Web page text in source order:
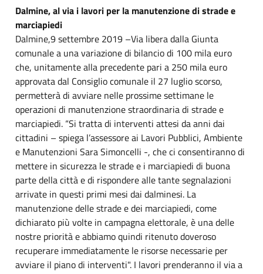
Dalmine, al via i lavori per la manutenzione di strade e
marciapiedi
Dalmine,9 settembre 2019 –Via libera dalla Giunta
comunale a una variazione di bilancio di 100 mila euro
che, unitamente alla precedente pari a 250 mila euro
approvata dal Consiglio comunale il 27 luglio scorso,
permetterà di avviare nelle prossime settimane le
operazioni di manutenzione straordinaria di strade e
marciapiedi. “Si tratta di interventi attesi da anni dai
cittadini – spiega l’assessore ai Lavori Pubblici, Ambiente
e Manutenzioni Sara Simoncelli -, che ci consentiranno di
mettere in sicurezza le strade e i marciapiedi di buona
parte della città e di rispondere alle tante segnalazioni
arrivate in questi primi mesi dai dalminesi. La
manutenzione delle strade e dei marciapiedi, come
dichiarato più volte in campagna elettorale, è una delle
nostre priorità e abbiamo quindi ritenuto doveroso
recuperare immediatamente le risorse necessarie per
avviare il piano di interventi". I lavori prenderanno il via a